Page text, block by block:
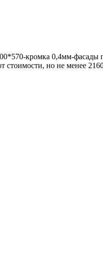
кромка 0,4мм-фасады
стоимости, но не менее